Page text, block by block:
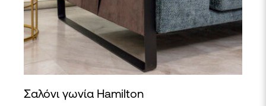
Σαλόνι γωνία Hamilton